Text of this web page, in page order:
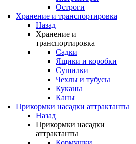
Остроги
Хранение и транспортировка
Назад
Хранение и
транспортировка
Садки
Ящики и коробки
Сушилки
Чехлы и тубусы
Куканы
Каны
Прикормки насадки аттрактанты
Назад
Прикормки насадки
аттрактанты